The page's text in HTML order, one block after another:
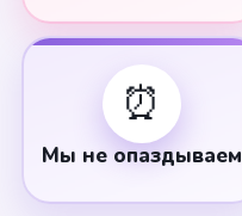
⏰
Мы не опаздываем